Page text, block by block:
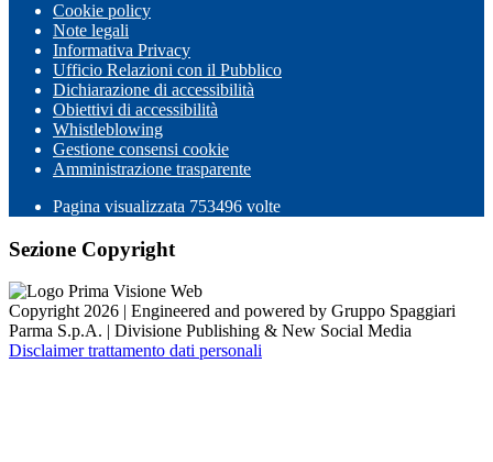
Cookie policy
Note legali
Informativa Privacy
Ufficio Relazioni con il Pubblico
Dichiarazione di accessibilità
Obiettivi di accessibilità
Whistleblowing
Gestione consensi cookie
Amministrazione trasparente
Pagina visualizzata 753496 volte
Sezione Copyright
Copyright 2026 | Engineered and powered by Gruppo Spaggiari
Parma S.p.A. | Divisione Publishing & New Social Media
Disclaimer trattamento dati personali